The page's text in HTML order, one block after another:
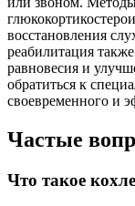
восстановления
реабилитация
равновесия и
обратиться к
своевременного и
Частые
Что такое